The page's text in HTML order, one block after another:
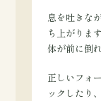
息を吐きな
ち上がりま
体が前に倒
正しいフォ
ックしたり